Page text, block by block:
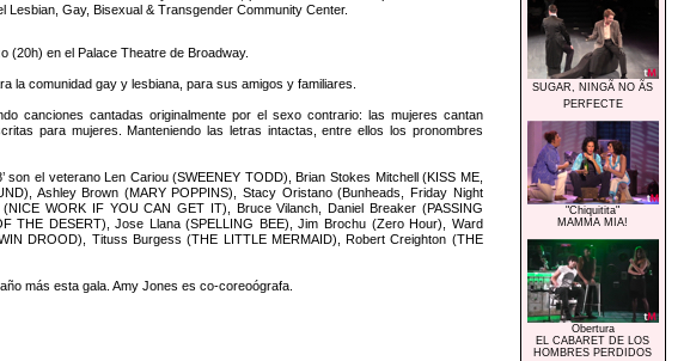
Gay, Bisexual & Transgender Community Center.
(20h) en el Palace Theatre de Broadway.
la comunidad gay y lesbiana, para sus amigos y familiares.
canciones cantadas originalmente por el sexo contrario: las mujeres cantan
para mujeres. Manteniendo las letras intactas, entre ellos los pronombres
el veterano Len Cariou (SWEENEY TODD), Brian Stokes Mitchell (KISS ME,
Ashley Brown (MARY POPPINS), Stacy Oristano (Bunheads, Friday Night
WORK IF YOU CAN GET IT), Bruce Vilanch, Daniel Breaker (PASSING
THE DESERT), Jose Llana (SPELLING BEE), Jim Brochu (Zero Hour), Ward
DROOD), Tituss Burgess (THE LITTLE MERMAID), Robert Creighton (THE
más esta gala. Amy Jones es co-coreoógrafa.
SUGAR, NINGÃ NO ÃS
PERFECTE
"Chiquitita"
MAMMA MIA!
Obertura
EL CABARET DE LOS
HOMBRES PERDIDOS